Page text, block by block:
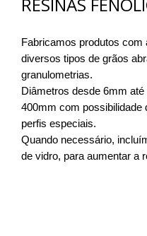
RESINAS
Fabricamos produtos
diversos tipos de grãos
granulometrias.
Diâmetros desde 6mm
400mm com possibilidade
perfis especiais.
Quando necessário,
de vidro, para aumentar a